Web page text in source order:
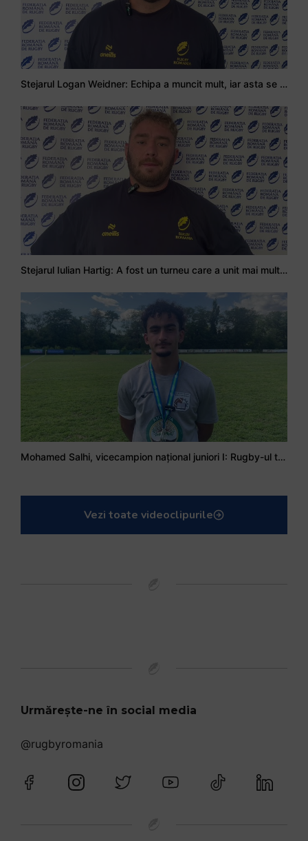
Stejarul Logan Weidner: Echipa a muncit mult, iar asta se va vedea în meciurile de la Nations Cup
Stejarul Iulian Hartig: A fost un turneu care a unit mai mult echipa
Mohamed Salhi, vicecampion național juniori I: Rugby-ul te învață să accepți și înfrângerile
Vezi toate videoclipurile
Urmărește-ne în social media
@rugbyromania